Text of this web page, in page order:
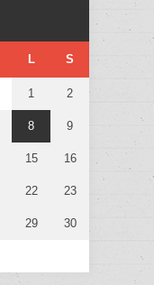
L S
1 2
8 9
15 16
22 23
29 30